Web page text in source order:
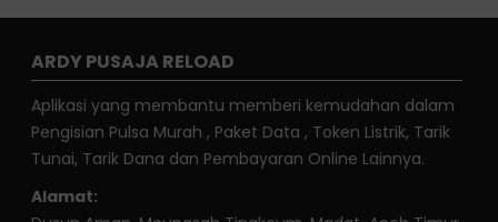
ARDY PUSAJA RELOAD
Aplikasi yang membantu memberi kemudahan dalam
Pengisian Pulsa Murah , Paket Data , Token Listrik, Tarik
Tunai, Tarik Dana dan Pembayaran Online Lainnya.
Alamat: